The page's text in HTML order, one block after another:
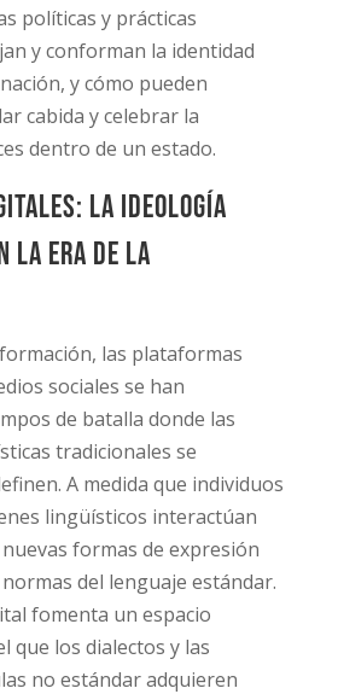
políticas y prácticas
y conforman la identidad
y cómo pueden
cabida y celebrar la
dentro de un estado.
La ideología
la era de la
las plataformas
sociales se han
de batalla donde las
tradicionales se
A medida que individuos
lingüísticos interactúan
formas de expresión
del lenguaje estándar.
fomenta un espacio
que los dialectos y las
no estándar adquieren